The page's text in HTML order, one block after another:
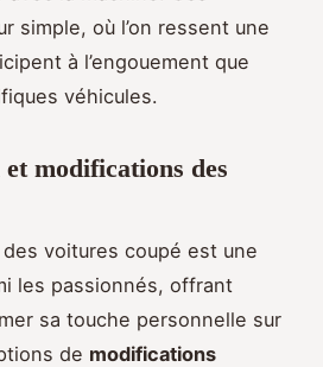
simple, où l’on ressent une
à l’engouement que
véhicules.
modifications des
des voitures coupé est une
les passionnés, offrant
sa touche personnelle sur
de modifications